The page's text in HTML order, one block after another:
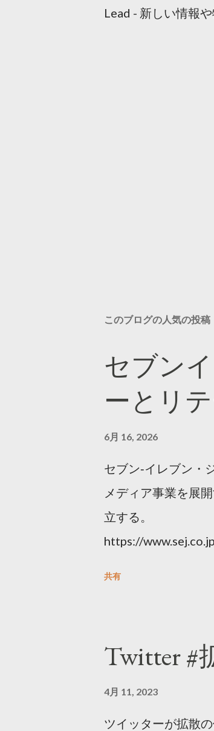
Lead - 新しい情報
このブログの人気の投稿
セブン
ーとリ
6月 16, 2026
セブン‐イレブン・
メディア事業を展
立する。
https://
共有
Twitter #
4月 11, 2023
ツイッターが拡散